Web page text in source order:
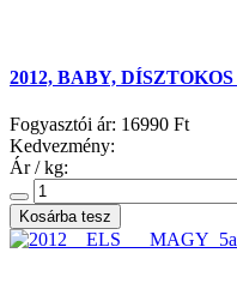
2012, BABY,
Fogyasztói ár: 16990 Ft
Kedvezmény:
Ár / kg: